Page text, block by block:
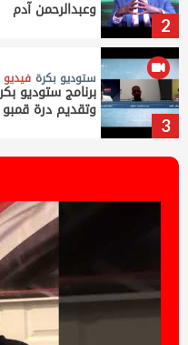
2
وعبدالرحمن آدم
3
ستوديو بكرة فيديو
برنامج ستوديو
وتقديم درة
وتقديم درة
ستوديو بكرة فيديو
برنامج ستوديو
وتقديم درة